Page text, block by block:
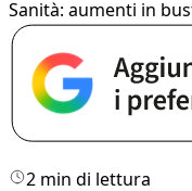
Sanità: aumenti in
2 min di lettura